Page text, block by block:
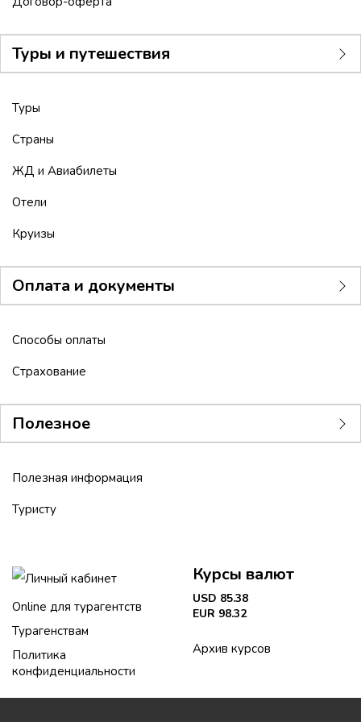
Туры и путешествия
Туры
Страны
ЖД и Авиабилеты
Отели
Круизы
Оплата и документы
Способы оплаты
Страхование
Полезное
Полезная информация
Туристу
Личный кабинет
Online для турагентств
Турагенствам
Политика
конфиденциальности
Курсы валют
USD 85.38
EUR 98.32
Архив курсов